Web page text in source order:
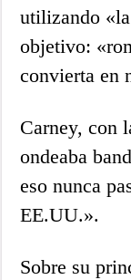
utilizando
objetivo:
convierta en
Carney, con
ondeaba
eso nunca
EE.UU.».
Sobre su